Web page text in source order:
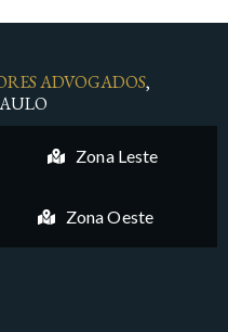
ADVOGADOS,
Zona Leste
Zona Oeste